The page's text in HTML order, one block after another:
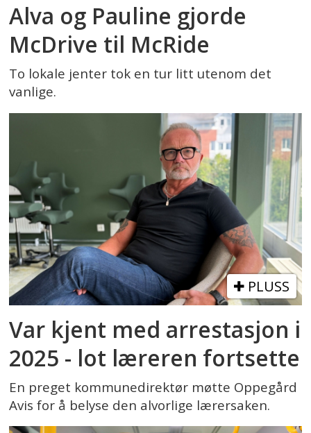
Alva og Pauline gjorde
McDrive til McRide
To lokale jenter tok en tur litt utenom det
vanlige.
PLUSS
Var kjent med arrestasjon i
2025 - lot læreren fortsette
En preget kommunedirektør møtte Oppegård
Avis for å belyse den alvorlige lærersaken.